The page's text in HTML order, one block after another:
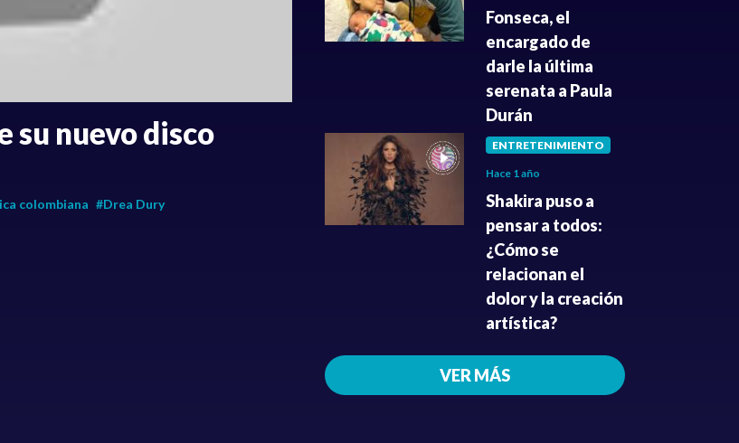
su nuevo disco
colombiana #Drea Dury
Fonseca, el
encargado de
darle la última
serenata a Paula
Durán
ENTRETENIMIENTO
Hace 1 año
Shakira puso a
pensar a todos:
¿Cómo se
relacionan el
dolor y la creación
artística?
VER MÁS